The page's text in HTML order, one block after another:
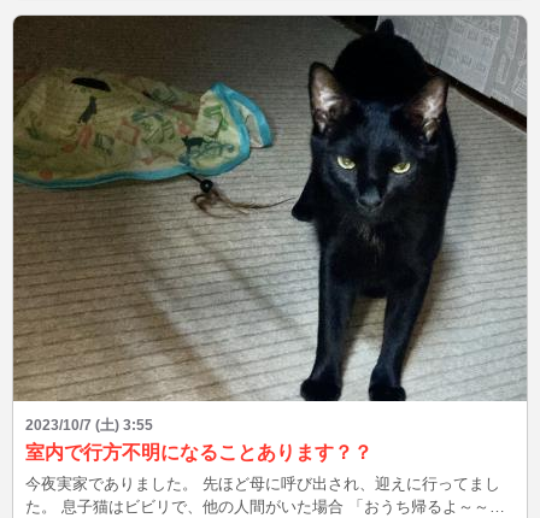
2023/10/7 (土) 3:55
室内で行方不明になることあります？？
今夜実家でありました。 先ほど母に呼び出され、迎えに行ってまし
た。 息子猫はビビリで、他の人間がいた場合 「おうち帰るよ～～